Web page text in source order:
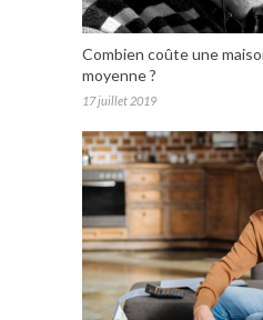
Combien coûte une
moyenne ?
17 juillet 2019